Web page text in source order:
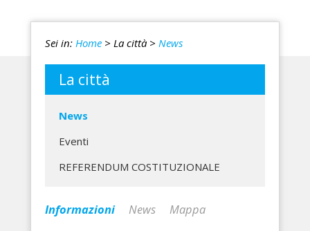
Sei in: Home > La città > News
La città
News
Eventi
REFERENDUM COSTITUZIONALE
Informazioni News Mappa